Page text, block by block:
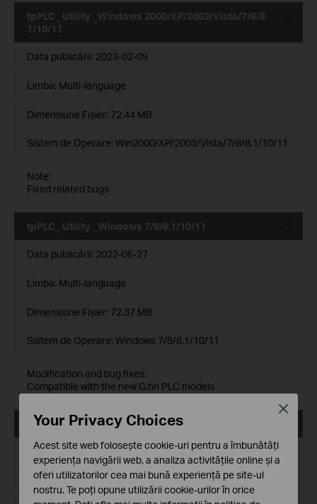
tpPLC_ Utility _Windows 2000/XP/2003/Vista/7/8/8.
1/10/11
Data publicării: 2023-02-09
Limba: Multi-language
Dimensiune Fişier: 72.44 MB
Sistem de Operare: Win2000/XP/2003/Vista/7/8/8.1/10/11
Note:
Fixed related bugs
tpPLC_ Utility _Windows 7/8/8.1/10/11
Data publicării: 2022-06-27
Limba: Multi-language
Dimensiune Fişier: 72.37 MB
Sistem de Operare: Windows 7/8/8.1/10/11
Modification and bug fixes:
Compatible with the new G.hn PLC models
tpPLC_Utility_Windows 7/8/8.1/10
Data publicării:2020-11-27
Limba:Multi-language
Your Privacy Choices
Acest site web folosește cookie-uri pentru a îmbunătăți
experiența navigării web, a analiza activitățile online și a
oferi utilizatorilor cea mai bună experiență pe site-ul
nostru. Te poți opune utilizării cookie-urilor în orice
Close